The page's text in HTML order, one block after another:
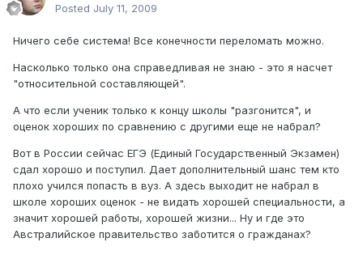
Posted July 11, 2009
Ничего себе система! Все конечности переломать можно.
Насколько только она справедливая не знаю - это я насчет
"относительной составляющей".
А что если ученик только к концу школы "разгонится", и
оценок хороших по сравнению с другими еще не набрал?
Вот в России сейчас ЕГЭ (Единый Государственный Экзамен)
сдал хорошо и поступил. Дает дополнительный шанс тем кто
плохо учился попасть в вуз. А здесь выходит не набрал в
школе хороших оценок - не видать хорошей специальности, а
значит хорошей работы, хорошей жизни... Ну и где это
Австралийское правительство заботится о гражданах?